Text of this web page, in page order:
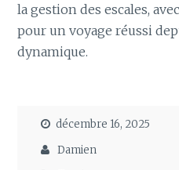
la gestion des escales,
pour un voyage réussi
dynamique.
décembre 16, 2025
Damien